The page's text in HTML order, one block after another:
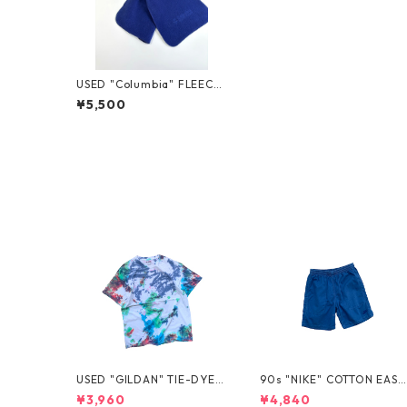
USED "Columbia" FLEECE
MUFFLER
¥5,500
USED "GILDAN" TIE-DYE T
EE
¥3,960
90s "NIKE" COTTON EASY
SHORTS
¥4,840